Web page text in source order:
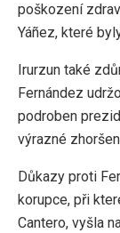
poškození
Yáñez, které
Irurzun také
Fernández
podroben
výrazné
Důkazy proti
korupce, při
Cantero, vyšla